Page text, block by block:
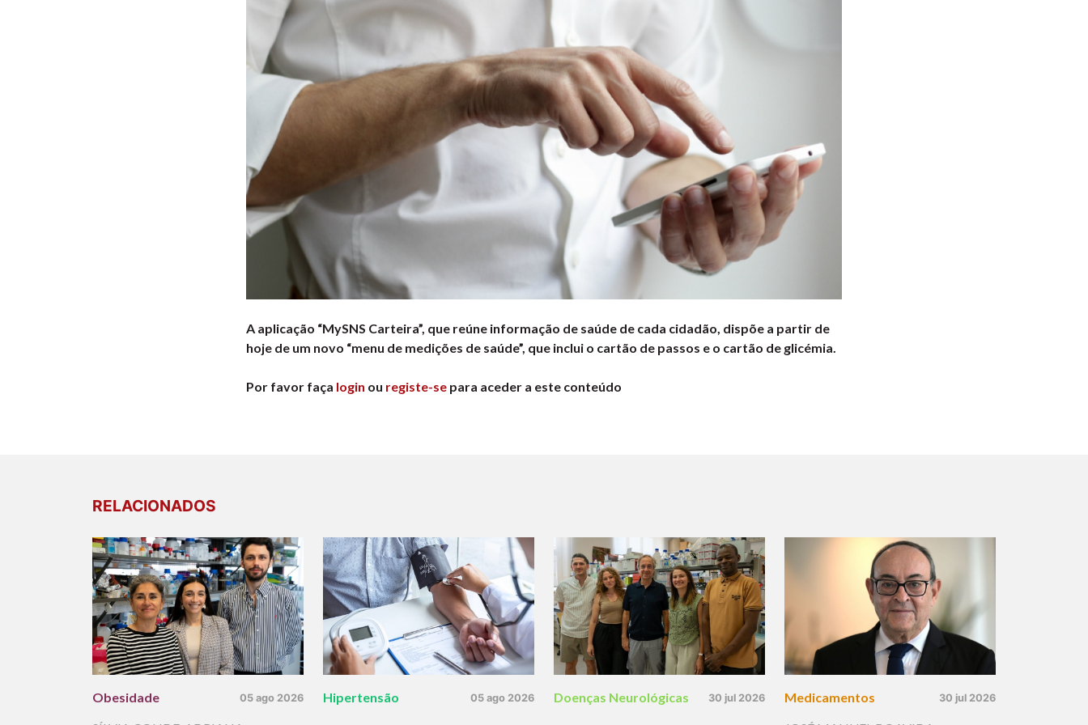
A aplicação “MySNS Carteira”, que reúne informação de saúde de cada cidadão, dispõe a partir de
hoje de um novo “menu de medições de saúde”, que inclui o cartão de passos e o cartão de glicémia.
Por favor faça login ou registe-se para aceder a este conteúdo
RELACIONADOS
Obesidade 05 ago 2026 Hipertensão 05 ago 2026 Doenças Neurológicas 30 jul 2026 Medicamentos 30 jul 2026